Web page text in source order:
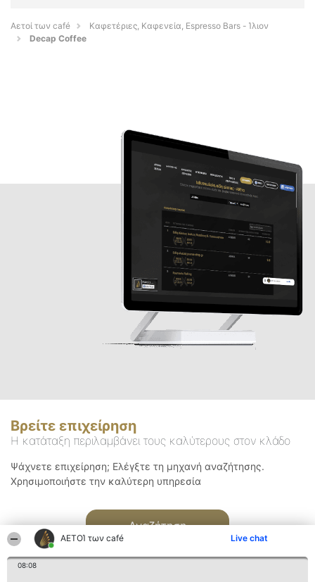
ΑΕΤΟΊ των café Live chat
08:08
Αετοί των café
Καφετέριες, Καφενεία, Espresso Bars - Ίλιον
Decap Coffee
Βρείτε επιχείρηση
Η κατάταξη περιλαμβάνει τους καλύτερους στον κλάδο
Ψάχνετε επιχείρηση; Ελέγξτε τη μηχανή αναζήτησης.
Χρησιμοποιήστε την καλύτερη υπηρεσία
Αναζήτηση